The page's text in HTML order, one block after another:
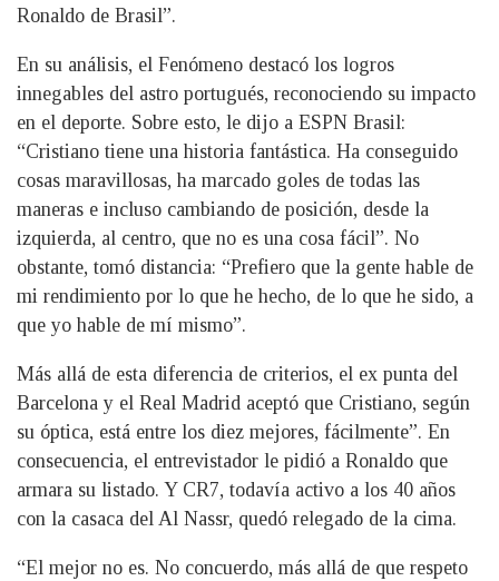
Ronaldo de Brasil”.
En su análisis, el Fenómeno destacó los logros
innegables del astro portugués, reconociendo su impacto
en el deporte. Sobre esto, le dijo a ESPN Brasil:
“Cristiano tiene una historia fantástica. Ha conseguido
cosas maravillosas, ha marcado goles de todas las
maneras e incluso cambiando de posición, desde la
izquierda, al centro, que no es una cosa fácil”. No
obstante, tomó distancia: “Prefiero que la gente hable de
mi rendimiento por lo que he hecho, de lo que he sido, a
que yo hable de mí mismo”.
Más allá de esta diferencia de criterios, el ex punta del
Barcelona y el Real Madrid aceptó que Cristiano, según
su óptica, está entre los diez mejores, fácilmente”. En
consecuencia, el entrevistador le pidió a Ronaldo que
armara su listado. Y CR7, todavía activo a los 40 años
con la casaca del Al Nassr, quedó relegado de la cima.
“El mejor no es. No concuerdo, más allá de que respeto